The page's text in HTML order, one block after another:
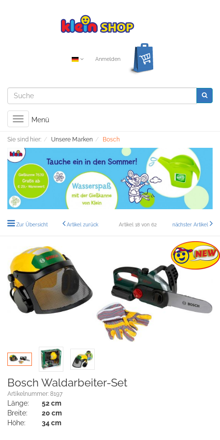
Anmelden
Toggle
navigation
Menü
Sie sind hier: Unsere Marken Bosch
Zur Übersicht Artikel zurück Artikel 18 von 62 nächster Artikel
Bosch Waldarbeiter-Set
Artikelnummer: 8197
Länge:
52 cm
Breite:
20 cm
Höhe:
34 cm